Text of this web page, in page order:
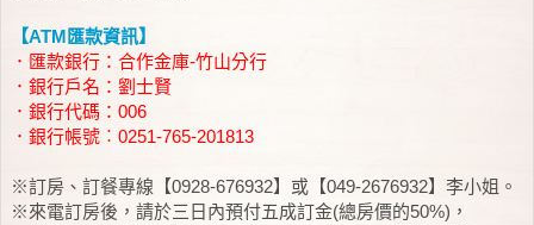
【ATM匯款資訊】
．匯款銀行：合作金庫-竹山分行
．銀行戶名：劉士賢
．銀行代碼：006
．銀行帳號︰0251-765-201813
※訂房、訂餐專線【0928-676932】或【049-2676932】李小姐。
※來電訂房後，請於三日內預付五成訂金(總房價的50%)，